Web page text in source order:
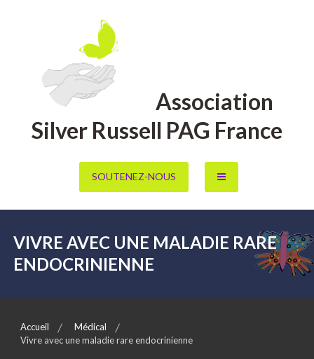
Association
Silver Russell PAG France
SOUTENEZ-NOUS
VIVRE AVEC UNE MALADIE RARE
ENDOCRINIENNE
Accueil
Médical
Vivre avec une maladie rare endocrinienne